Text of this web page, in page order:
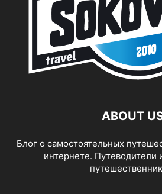
ABOUT
Блог о самостоятельных
интернете. Путеводители